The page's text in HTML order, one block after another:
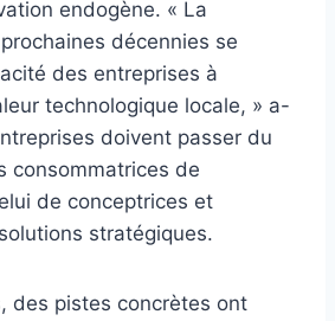
endogène. « La
décennies se
des entreprises à
technologique locale, » a-
doivent passer du
consommatrices de
de conceptrices et
stratégiques.
des pistes concrètes ont